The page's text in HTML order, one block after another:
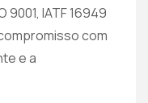
IATF 16949
com
e a